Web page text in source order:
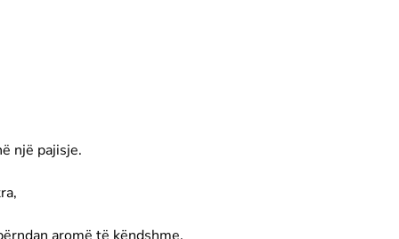
një pajisje.